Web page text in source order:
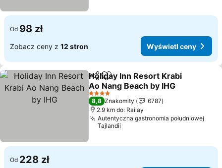
Od 98 zł
Zobacz ceny z 12 stron Wyświetl ceny
Udostępnij
Dodaj do ulubionych
Holiday Inn Resort Krabi
Ao Nang Beach by IHG
Wyświetl ceny
4 Kategoria
8,8 Znakomity
6787
2.9 km do: Railay
Autentyczna gastronomia południowej
Tajlandii
Od 228 zł